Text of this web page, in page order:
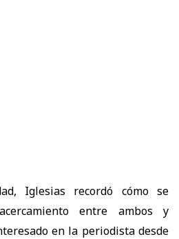
Iglesias recordó cómo se
entre ambos y
en la periodista desde